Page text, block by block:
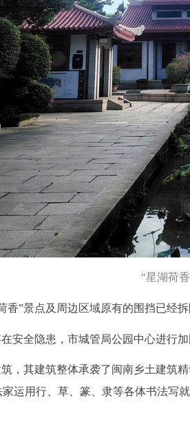
“星湖荷
香”景点及周边区域原有的围挡已经
安全隐患，市城管局公园中心进行
，其建筑整体承袭了闽南乡土建筑
运用行、草、篆、隶等各体书法写